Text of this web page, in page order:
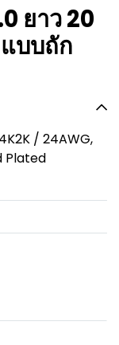
ยาว 20
บบถัก
/ 24AWG,
Plated